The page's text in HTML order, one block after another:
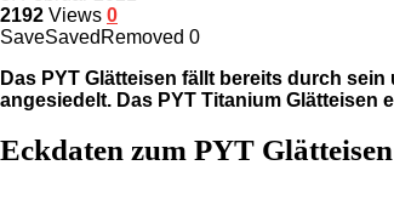
2192 Views 0
SaveSaved Removed 0
Das PYT Glätteisen fällt bereits durch
angesiedelt. Das PYT Titanium Glätteisen
Eckdaten zum PYT Glätteisen